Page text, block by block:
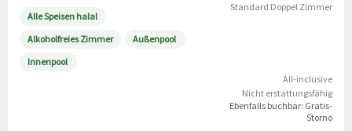
Alle Speisen halal
Alkoholfreies Zimmer
Außenpool
Innenpool
Standard Doppel Zimmer
All-inclusive
Nicht erstattungsfähig
Ebenfalls buchbar: Gratis-
Storno